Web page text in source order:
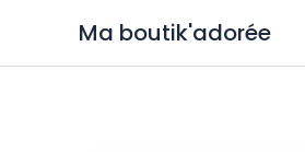
Ma boutik'adorée